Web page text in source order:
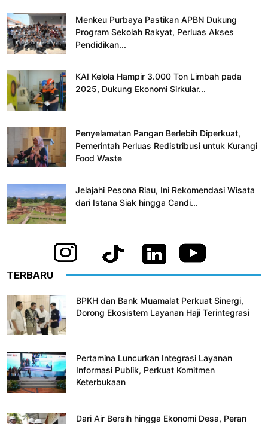
Menkeu Purbaya Pastikan APBN Dukung
Program Sekolah Rakyat, Perluas Akses
Pendidikan...
KAI Kelola Hampir 3.000 Ton Limbah pada
2025, Dukung Ekonomi Sirkular...
Penyelamatan Pangan Berlebih Diperkuat,
Pemerintah Perluas Redistribusi untuk Kurangi
Food Waste
Jelajahi Pesona Riau, Ini Rekomendasi Wisata
dari Istana Siak hingga Candi...
TERBARU
BPKH dan Bank Muamalat Perkuat Sinergi,
Dorong Ekosistem Layanan Haji Terintegrasi
Pertamina Luncurkan Integrasi Layanan
Informasi Publik, Perkuat Komitmen
Keterbukaan
Dari Air Bersih hingga Ekonomi Desa, Peran